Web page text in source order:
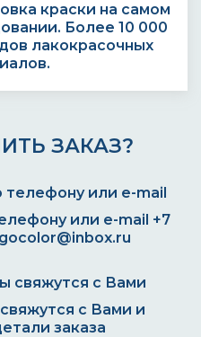
краски на самом
Более 10 000
лакокрасочных
ЗАКАЗ?
или e-mail +7
с Вами и
заказа